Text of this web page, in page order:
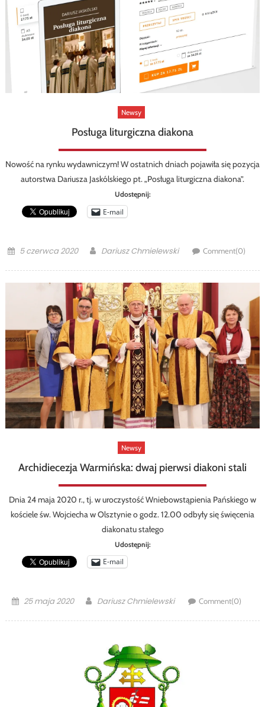
Newsy
Posługa liturgiczna diakona
Nowość na rynku wydawniczym! W ostatnich dniach pojawiła się pozycja
autorstwa Dariusza Jaskólskiego pt. „Posługa liturgiczna diakona”.
Udostępnij:
E-mail
Posted
5 czerwca 2020 Author
Dariusz Chmielewski Comment(0)
Newsy
Archidiecezja Warmińska: dwaj pierwsi diakoni stali
Dnia 24 maja 2020 r., tj. w uroczystość Wniebowstąpienia Pańskiego w
kościele św. Wojciecha w Olsztynie o godz. 12.00 odbyły się święcenia
diakonatu stałego
Udostępnij:
E-mail
Posted
25 maja 2020 Author
Dariusz Chmielewski Comment(0)